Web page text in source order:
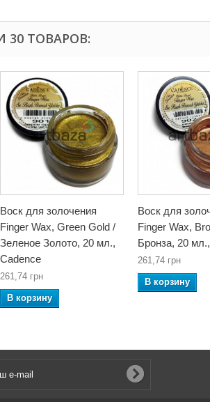
30 ТОВАРОВ:
Воск для золочения
Finger Wax, Green Gold /
Зеленое Золото, 20 мл.,
Cadence
261,74 грн
В корзину
Воск для
Finger Wax,
Бронза, 20
261,74 грн
В корзину